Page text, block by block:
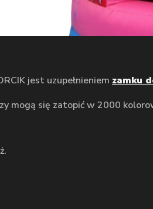
jest uzupełnieniem zamku
mogą się zatopić w 2000